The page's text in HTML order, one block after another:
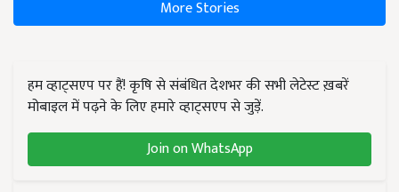
More Stories
हम व्हाट्सएप पर हैं! कृषि से संबंधित देशभर की सभी लेटेस्ट ख़बरें
मोबाइल में पढ़ने के लिए हमारे व्हाट्सएप से जुड़ें.
Join on WhatsApp